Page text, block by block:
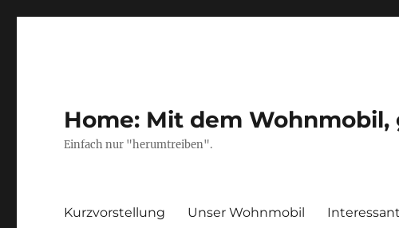
Home: Mit dem
Einfach nur "herumtreiben".
Kurzvorstellung Unser Wohnmobil